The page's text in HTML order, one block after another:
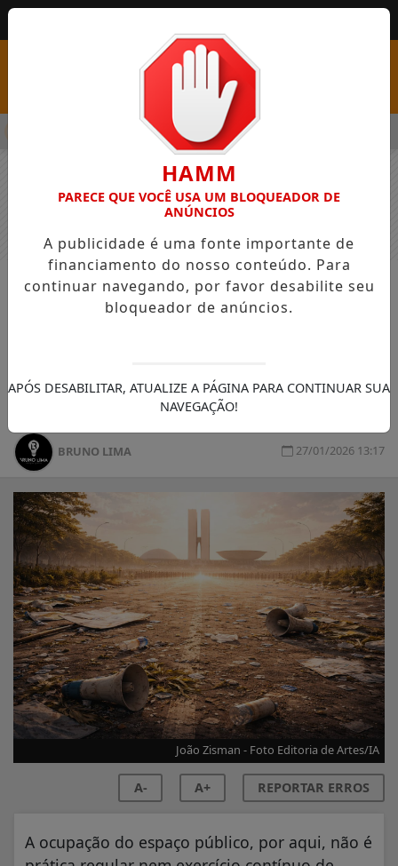
COM VAGAS EM SEIS FUNÇÕES E SALÁRIOS QUE CHEGAM
NOTÍCIAS GERAL
Depois da marcha com raio, virá a
país de rua constante.
BRUNO LIMA 27/01/2026 13:17
João Zisman - Foto Editoria de Artes/IA
A- A+ REPORTAR ERROS
A ocupação do espaço público, por aqui, não é
HAMM
PARECE QUE VOCÊ USA UM BLOQUEADOR DE
ANÚNCIOS
A publicidade é uma fonte importante de
financiamento do nosso conteúdo. Para
continuar navegando, por favor desabilite seu
bloqueador de anúncios.
APÓS DESABILITAR, ATUALIZE A PÁGINA PARA CONTINUAR SUA
NAVEGAÇÃO!